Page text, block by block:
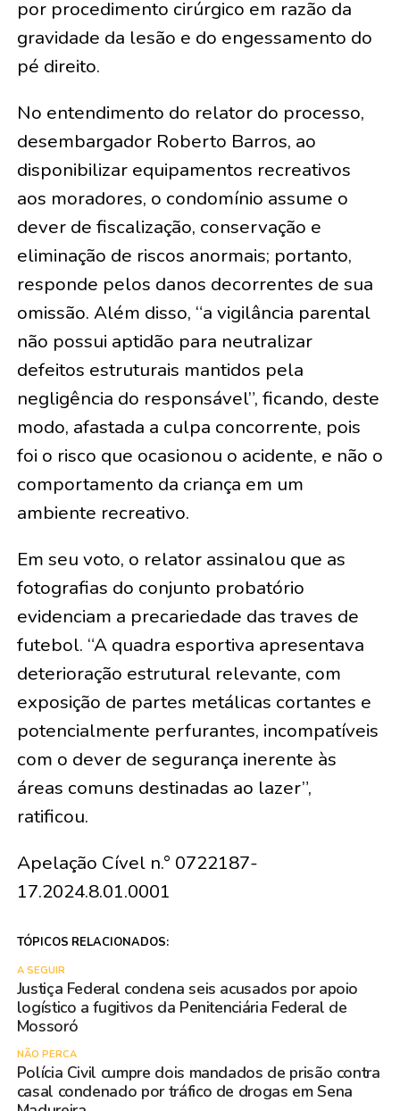
por procedimento cirúrgico em razão da
gravidade da lesão e do engessamento do
pé direito.
No entendimento do relator do processo,
desembargador Roberto Barros, ao
disponibilizar equipamentos recreativos
aos moradores, o condomínio assume o
dever de fiscalização, conservação e
eliminação de riscos anormais; portanto,
responde pelos danos decorrentes de sua
omissão. Além disso, “a vigilância parental
não possui aptidão para neutralizar
defeitos estruturais mantidos pela
negligência do responsável”, ficando, deste
modo, afastada a culpa concorrente, pois
foi o risco que ocasionou o acidente, e não o
comportamento da criança em um
ambiente recreativo.
Em seu voto, o relator assinalou que as
fotografias do conjunto probatório
evidenciam a precariedade das traves de
futebol. “A quadra esportiva apresentava
deterioração estrutural relevante, com
exposição de partes metálicas cortantes e
potencialmente perfurantes, incompatíveis
com o dever de segurança inerente às
áreas comuns destinadas ao lazer”,
ratificou.
Apelação Cível n.° 0722187-
17.2024.8.01.0001
TÓPICOS RELACIONADOS:
A SEGUIR
Justiça Federal condena seis acusados por apoio
logístico a fugitivos da Penitenciária Federal de
Mossoró
NÃO PERCA
Polícia Civil cumpre dois mandados de prisão contra
casal condenado por tráfico de drogas em Sena